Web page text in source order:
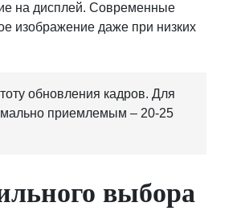
на дисплей. Современные
изображение даже при низких
обновления кадров. Для
приемлемым – 20-25
выбора